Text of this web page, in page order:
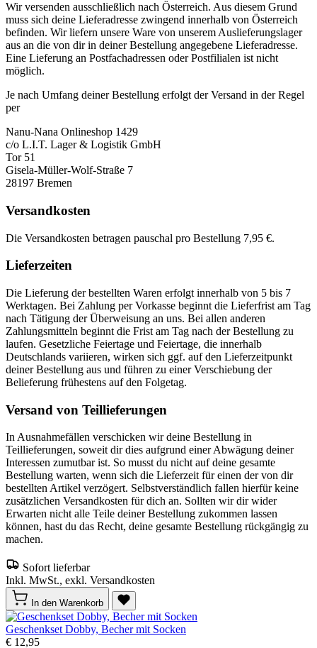
Wir versenden ausschließlich nach Österreich. Aus diesem Grund
muss sich deine Lieferadresse zwingend innerhalb von Österreich
befinden. Wir liefern unsere Ware von unserem Auslieferungslager
aus an die von dir in deiner Bestellung angegebene Lieferadresse.
Eine Lieferung an Postfachadressen oder Postfilialen ist nicht
möglich.
Je nach Umfang deiner Bestellung erfolgt der Versand in der Regel
per
Nanu-Nana Onlineshop 1429
c/o L.I.T. Lager & Logistik GmbH
Tor 51
Gisela-Müller-Wolf-Straße 7
28197 Bremen
Versandkosten
Die Versandkosten betragen pauschal pro Bestellung 7,95 €.
Lieferzeiten
Die Lieferung der bestellten Waren erfolgt innerhalb von 5 bis 7
Werktagen. Bei Zahlung per Vorkasse beginnt die Lieferfrist am Tag
nach Tätigung der Überweisung an uns. Bei allen anderen
Zahlungsmitteln beginnt die Frist am Tag nach der Bestellung zu
laufen. Gesetzliche Feiertage und Feiertage, die innerhalb
Deutschlands variieren, wirken sich ggf. auf den Lieferzeitpunkt
deiner Bestellung aus und führen zu einer Verschiebung der
Belieferung frühestens auf den Folgetag.
Versand von Teillieferungen
In Ausnahmefällen verschicken wir deine Bestellung in
Teillieferungen, soweit dir dies aufgrund einer Abwägung deiner
Interessen zumutbar ist. So musst du nicht auf deine gesamte
Bestellung warten, wenn sich die Lieferzeit für einen der von dir
bestellten Artikel verzögert. Selbstverständlich fallen hierfür keine
zusätzlichen Versandkosten für dich an. Sollten wir dir wider
Erwarten nicht alle Teile deiner Bestellung zukommen lassen
können, hast du das Recht, deine gesamte Bestellung rückgängig zu
machen.
Sofort lieferbar
Inkl. MwSt., exkl. Versandkosten
In den Warenkorb
Geschenkset Dobby, Becher mit Socken
€ 12,95